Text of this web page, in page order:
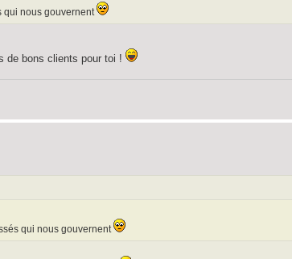
qui nous gouvernent
de bons clients pour toi !
qui nous gouvernent